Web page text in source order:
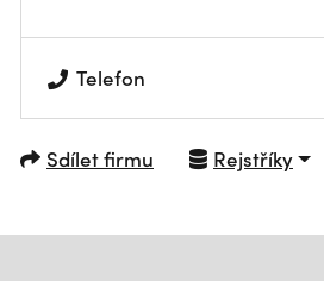
Telefon
Sdílet firmu Rejstříky